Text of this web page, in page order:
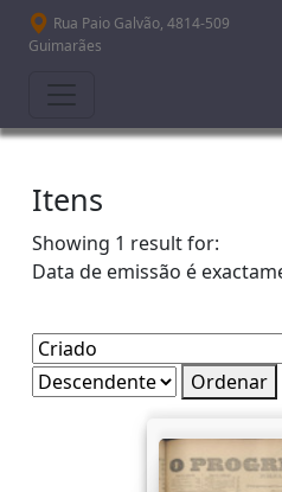
Passar para o conteúdo principal
Rua Paio Galvão, 4814-509
Guimarães
Itens
Showing 1 result for:
Data de emissão é
Ordenar